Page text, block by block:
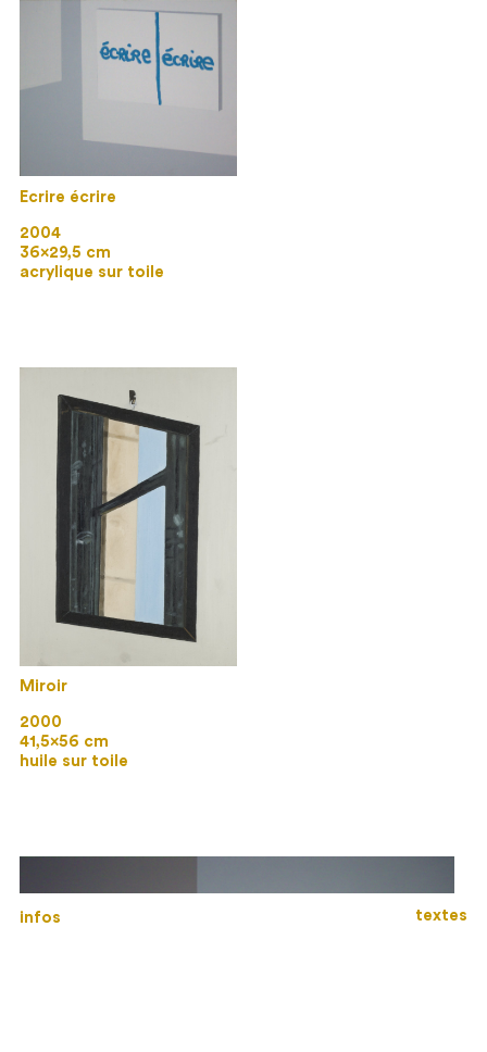
infos textes
Ecrire écrire
2004
36×29,5 cm
acrylique sur toile
Miroir
2000
41,5×56 cm
huile sur toile